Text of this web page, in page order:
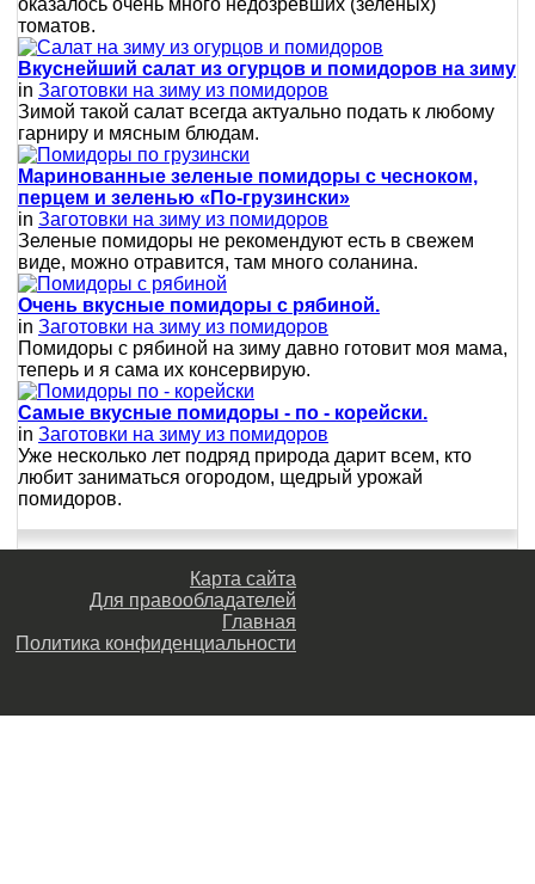
томатов.
Вкуснейший салат из огурцов и помидоров на зиму
in Заготовки на зиму из помидоров
Зимой такой салат всегда актуально подать к любому
гарниру и мясным блюдам.
Маринованные зеленые помидоры с чесноком,
перцем и зеленью «По-грузински»
in Заготовки на зиму из помидоров
Зеленые помидоры не рекомендуют есть в свежем
виде, можно отравится, там много соланина.
Очень вкусные помидоры с рябиной.
in Заготовки на зиму из помидоров
Помидоры с рябиной на зиму давно готовит моя мама,
теперь и я сама их консервирую.
Самые вкусные помидоры - по - корейски.
in Заготовки на зиму из помидоров
Уже несколько лет подряд природа дарит всем, кто
любит заниматься огородом, щедрый урожай
помидоров.
Карта сайта
Для правообладателей
Главная
Политика конфиденциальности